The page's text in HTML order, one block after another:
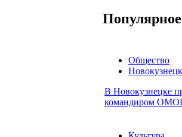
Общество
Новокузнецк
В Новокузнецке
командиром